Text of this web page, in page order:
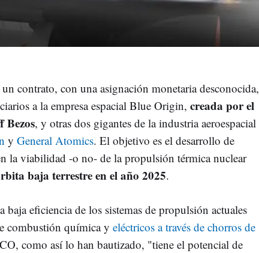
contrato, con una asignación monetaria desconocida,
a la empresa espacial Blue Origin, creada por el
Bezos, y otras dos gigantes de la industria aeroespacial
y General Atomics. El objetivo es el desarrollo de
la viabilidad -o no- de la propulsión térmica nuclear
baja terrestre en el año 2025.
baja eficiencia de los sistemas de propulsión actuales
combustión química y eléctricos a través de chorros de
como así lo han bautizado, "tiene el potencial de